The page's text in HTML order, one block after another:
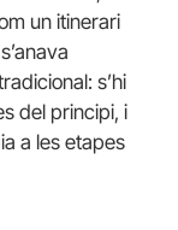
un itinerari
s’hi
del principi, i
a les etapes